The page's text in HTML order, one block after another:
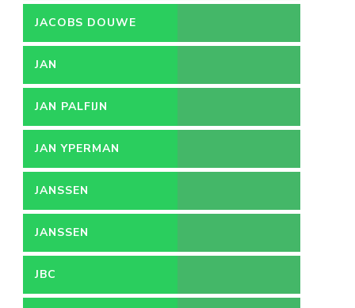
JACOBS DOUWE
EGBERTS
JAN
JAN PALFIJN
JAN YPERMAN
JANSSEN
JANSSEN
PHARMACEUTICA
JBC